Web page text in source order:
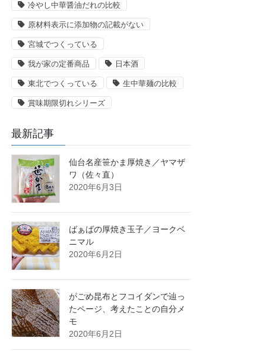
冷やし中華醤油だれの比較
原材料表示に添加物の記載がない
宮城でつくっている
我が家の定番商品 日本酒
東北でつくっている 生中華麺の比較
賞味期限切れシリーズ
最新記事
仙台名産笹かま厚焼き／ヤマザ
ワ（佐々直）
2020年6月3日
ばぁばの厚焼き玉子／ヨークベ
ニマル
2020年6月2日
がごめ昆布とフコイダンで辿っ
たページ、考えたことの自分メ
モ
2020年6月2日